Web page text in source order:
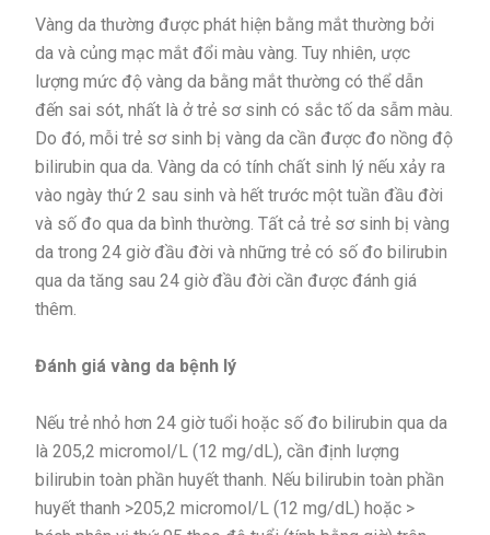
Vàng da thường được phát hiện bằng mắt thường bởi
da và củng mạc mắt đổi màu vàng. Tuy nhiên, ược
lượng mức độ vàng da bằng mắt thường có thể dẫn
đến sai sót, nhất là ở trẻ sơ sinh có sắc tố da sẫm màu.
Do đó, mỗi trẻ sơ sinh bị vàng da cần được đo nồng độ
bilirubin qua da. Vàng da có tính chất sinh lý nếu xảy ra
vào ngày thứ 2 sau sinh và hết trước một tuần đầu đời
và số đo qua da bình thường. Tất cả trẻ sơ sinh bị vàng
da trong 24 giờ đầu đời và những trẻ có số đo bilirubin
qua da tăng sau 24 giờ đầu đời cần được đánh giá
thêm.
Đánh giá vàng da bệnh lý
Nếu trẻ nhỏ hơn 24 giờ tuổi hoặc số đo bilirubin qua da
là 205,2 micromol/L (12 mg/dL), cần định lượng
bilirubin toàn phần huyết thanh. Nếu bilirubin toàn phần
huyết thanh >205,2 micromol/L (12 mg/dL) hoặc >